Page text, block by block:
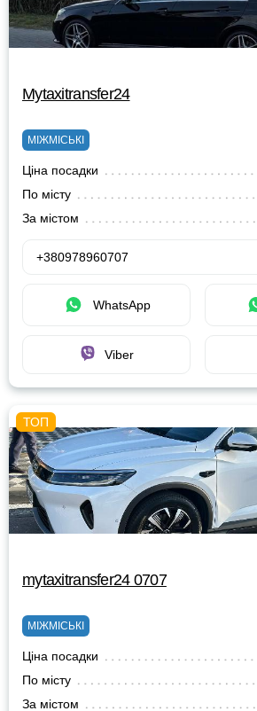
Mytaxitransfer24
МІЖМІСЬКІ
Ціна посадки
По місту
За містом
+380978960707
WhatsApp
Viber
mytaxitransfer24 0707
МІЖМІСЬКІ
Ціна посадки
По місту
За містом